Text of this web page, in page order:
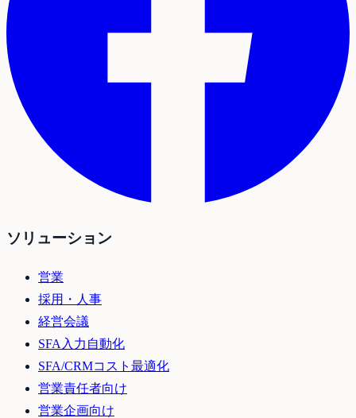
ソリューション
営業
採用・人事
経営会議
SFA入力自動化
SFA/CRMコスト最適化
営業責任者向け
営業企画向け